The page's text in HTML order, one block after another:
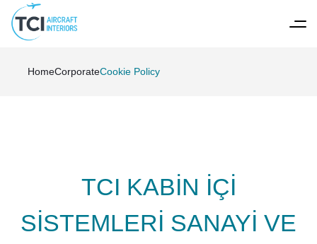
HomeCorporateCookie Policy
TCI KABİN İÇİ
SİSTEMLERİ SANAYİ VE